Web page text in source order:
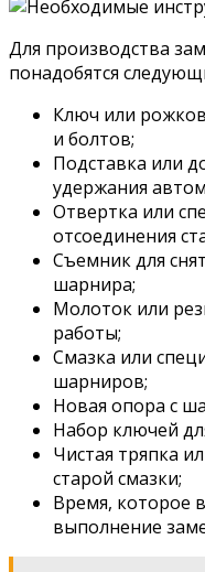
Для производства
понадобятся
Ключ или
и болтов;
Подставка или
удержания
Отвертка или
отсоединения
Съемник для
шарнира;
Молоток или
работы;
Смазка или
шарниров;
Новая опора с
Набор ключей
Чистая тряпка
старой смазки;
Время, которое
выполнение